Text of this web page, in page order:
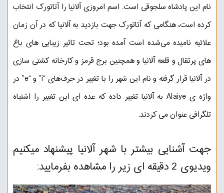
نام این پادشاه سلجوقی است. اسم امروزی آلانیا را آتاتورک انتخاب
کرده است، هنگامی که آتاتورک جهت بازدید به آلانیا که در آن زمان
علائیه نامیده می‌شده است آمده بود؛ تحت تاثیر زیبایی های باغ
های پرتقال و قلعه آلانیا و همچنین برج قرمز و کارخانه کشتی سازی
در آلانیا قرار گرفته و نام این شهر را با تغییر در حرف‌های “i” و “e” در
واژه ی Alaiye به آلانیا تغییر داده که عده ای این تغییر را اشتباه
تلگرافی عنوان می کردند.
جهت آشنایی بیشتر با شهر آلانیا پیشنهاد میکنیم
ویدیوی 2 دقیقه ای زیر را مشاهده بفرمایید: